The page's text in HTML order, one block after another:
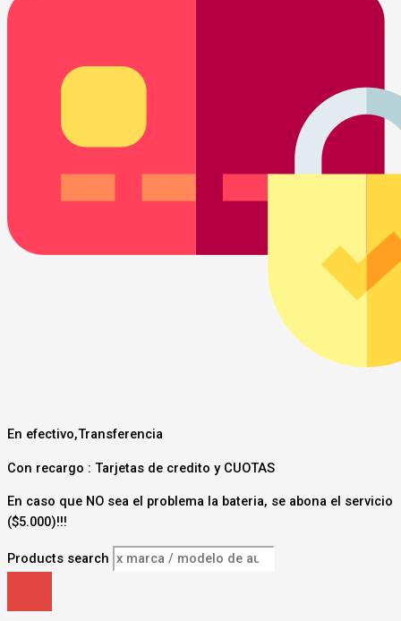
En efectivo,Transferencia
Con recargo : Tarjetas de credito y CUOTAS
En caso que NO sea el problema la bateria, se abona el servicio
($5.000)!!!
Products search